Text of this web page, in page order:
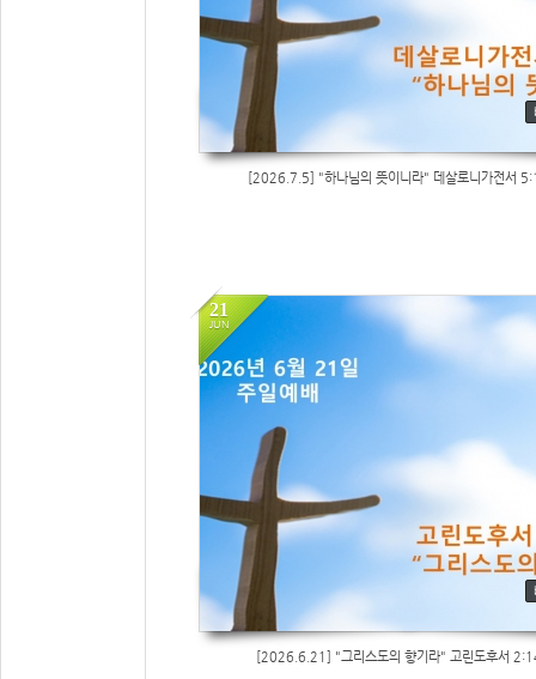
[2026.7.5] "하나님의 뜻이니라" 데살로니가전서
21
JUN
90
[2026.6.21] "그리스도의 향기라" 고린도후서